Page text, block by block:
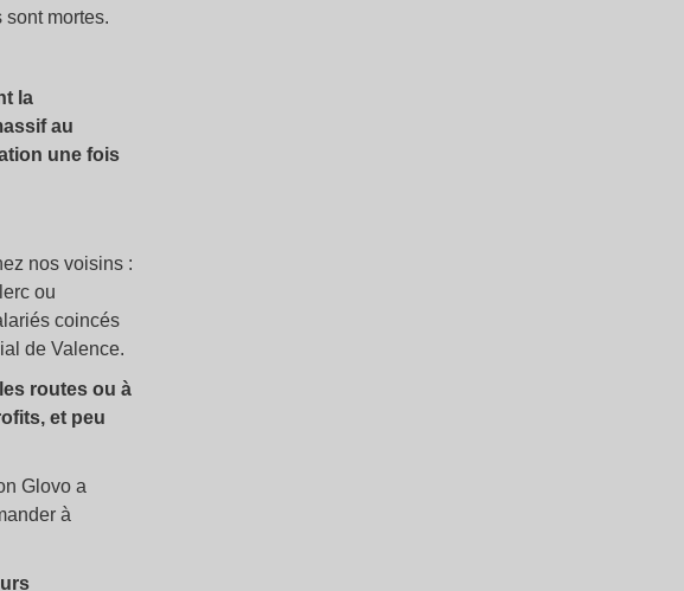
mortes.
la
au
une fois
nos voisins :
ou
coincés
de Valence.
routes ou à
et peu
Glovo a
à